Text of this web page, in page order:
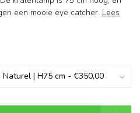
een mooie eye catcher. Lees